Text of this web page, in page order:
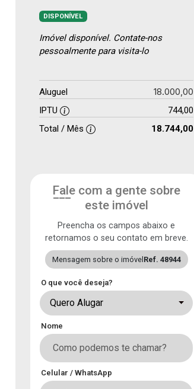
DISPONÍVEL
Imóvel disponível. Contate-nos
pessoalmente para visita-lo
Aluguel 18.000,00
IPTU
744,00
Total / Mês
18.744,00
Fale com a gente sobre
este imóvel
Preencha os campos abaixo e
retornamos o seu contato em breve.
Mensagem sobre o imóvel Ref. 48944
O que você deseja?
Quero Alugar
Nome
Celular / WhatsApp